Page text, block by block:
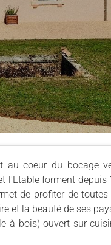
au coeur du bocage
l'Etable forment
de profiter de
et la beauté de ses
à bois) ouvert sur